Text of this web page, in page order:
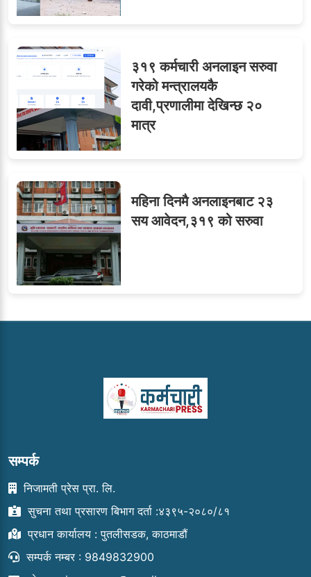
३१९ कर्मचारी अनलाइन सरुवा
गरेको मन्त्रालयकै
दावी,प्रणालीमा देखिन्छ २०
मात्र
महिना दिनमै अनलाइनबाट २३
सय आवेदन,३१९ को सरुवा
सम्पर्क
निजामती प्रेस प्रा. लि.
सुचना तथा प्रसारण बिभाग दर्ता :४३९५-२०८०/८१
प्रधान कार्यालय : पुतलीसडक, काठमाडौं
सम्पर्क नम्बर : 9849832900